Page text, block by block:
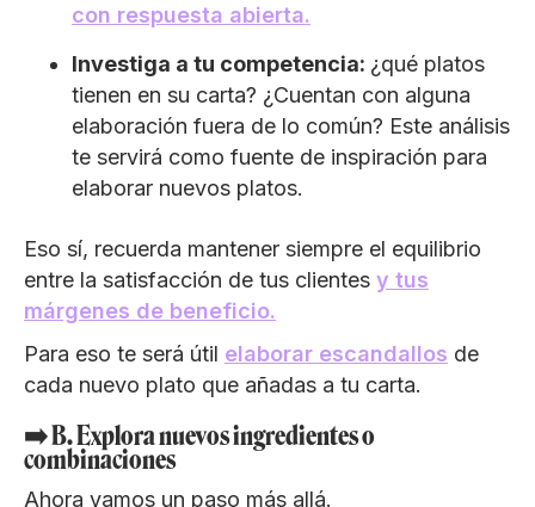
con respuesta abierta.
Investiga a tu competencia: ¿qué platos
tienen en su carta? ¿Cuentan con alguna
elaboración fuera de lo común? Este análisis
te servirá como fuente de inspiración para
elaborar nuevos platos.
Eso sí, recuerda mantener siempre el equilibrio
entre la satisfacción de tus clientes y tus
márgenes de beneficio.
Para eso te será útil elaborar escandallos de
cada nuevo plato que añadas a tu carta.
➡️ B. Explora nuevos ingredientes o
combinaciones
Ahora vamos un paso más allá.